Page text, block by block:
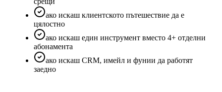
ако искаш клиентското пътешествие да е
цялостно
ако искаш един инструмент вместо 4+ отделни
абонамента
ако искаш CRM, имейл и фунии да работят
заедно